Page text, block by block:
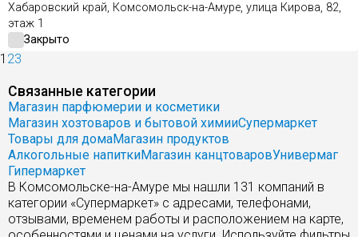
Хабаровский край, Комсомольск-на-Амуре, улица Кирова, 82,
этаж 1
Закрыто
1 23
Связанные категории
Магазин парфюмерии и косметики
Магазин хозтоваров и бытовой химииСупермаркет
Товары для домаМагазин продуктов
Алкогольные напиткиМагазин канцтоваровУнивермаг
Гипермаркет
В Комсомольске-на-Амуре мы нашли 131 компаний в
категории «Супермаркет» с адресами, телефонами,
отзывами, временем работы и расположением на карте,